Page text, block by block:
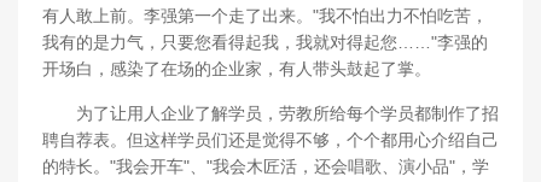
有人敢上前。李强第一个走了出来。"我不怕出力不怕吃苦，
我有的是力气，只要您看得起我，我就对得起您……"李强的
开场白，感染了在场的企业家，有人带头鼓起了掌。
为了让用人企业了解学员，劳教所给每个学员都制作了招
聘自荐表。但这样学员们还是觉得不够，个个都用心介绍自己
的特长。"我会开车"、"我会木匠活，还会唱歌、演小品"，学